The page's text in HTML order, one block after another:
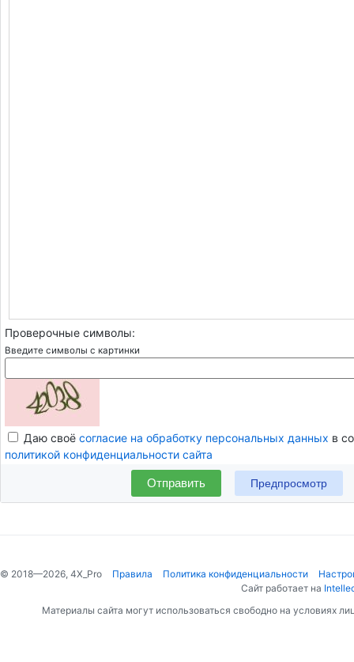
Проверочные символы:
Введите символы с картинки
Даю своё согласие на обработку персональных данных в
политикой конфиденциальности сайта
Отправить
© 2018—2026, 4X_Pro Правила Политика конфиденциальности
Сайт работает на
Материалы сайта могут использоваться свободно на условиях